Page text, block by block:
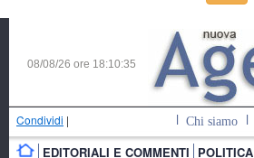
08/08/26 ore 18:10:36
Condividi | Chi siamo
EDITORIALI E COMMENTI POLITICA